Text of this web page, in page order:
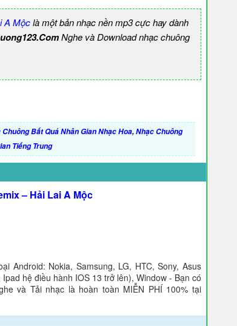
A Mộclà một bản nhạc nền mp3 cực hay dành
Nghe và Download nhạc chuông
Chuông Bất Quá Nhân Gian Nhạc Hoa,Nhạc Chuông
Tiếng Trung
– Hải Lai A Mộc
Android: Nokia, Samsung, LG, HTC, Sony, Asus
hệ điều hành IOS 13 trở lên), Window - Bạn có
và Tải nhạc là hoàn toàn MIỄN PHÍ 100% tại